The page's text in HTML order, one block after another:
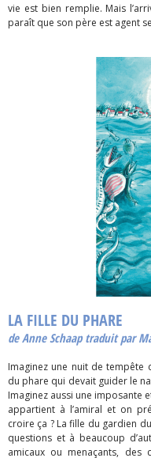
vie est bien remplie. Mais
paraît que son père est agent
LA FILLE DU PHARE
de Anne Schaap traduit par
Imaginez une nuit de tempête
du phare qui devait guider le
Imaginez aussi une imposante
appartient à l’amiral et on
croire ça ? La fille du gardien
questions et à beaucoup
amicaux ou menaçants, des